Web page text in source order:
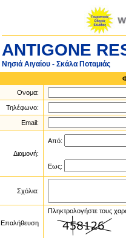
ANTIGONE
Νησιά Αιγαίου - Σκάλα Ποταμιάς
Ονομα:
Τηλέφωνο:
Email:
Διαμονή:
Από:
Εως:
Σχόλια:
Επαλήθευση
Πληκτρολογήστε τους